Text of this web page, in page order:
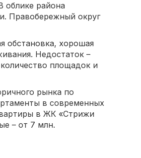
облике района
Правобережный округ
обстановка, хорошая
Недостаток –
площадок и
рынка по
в современных
в ЖК «Стрижи
– от 7 млн.